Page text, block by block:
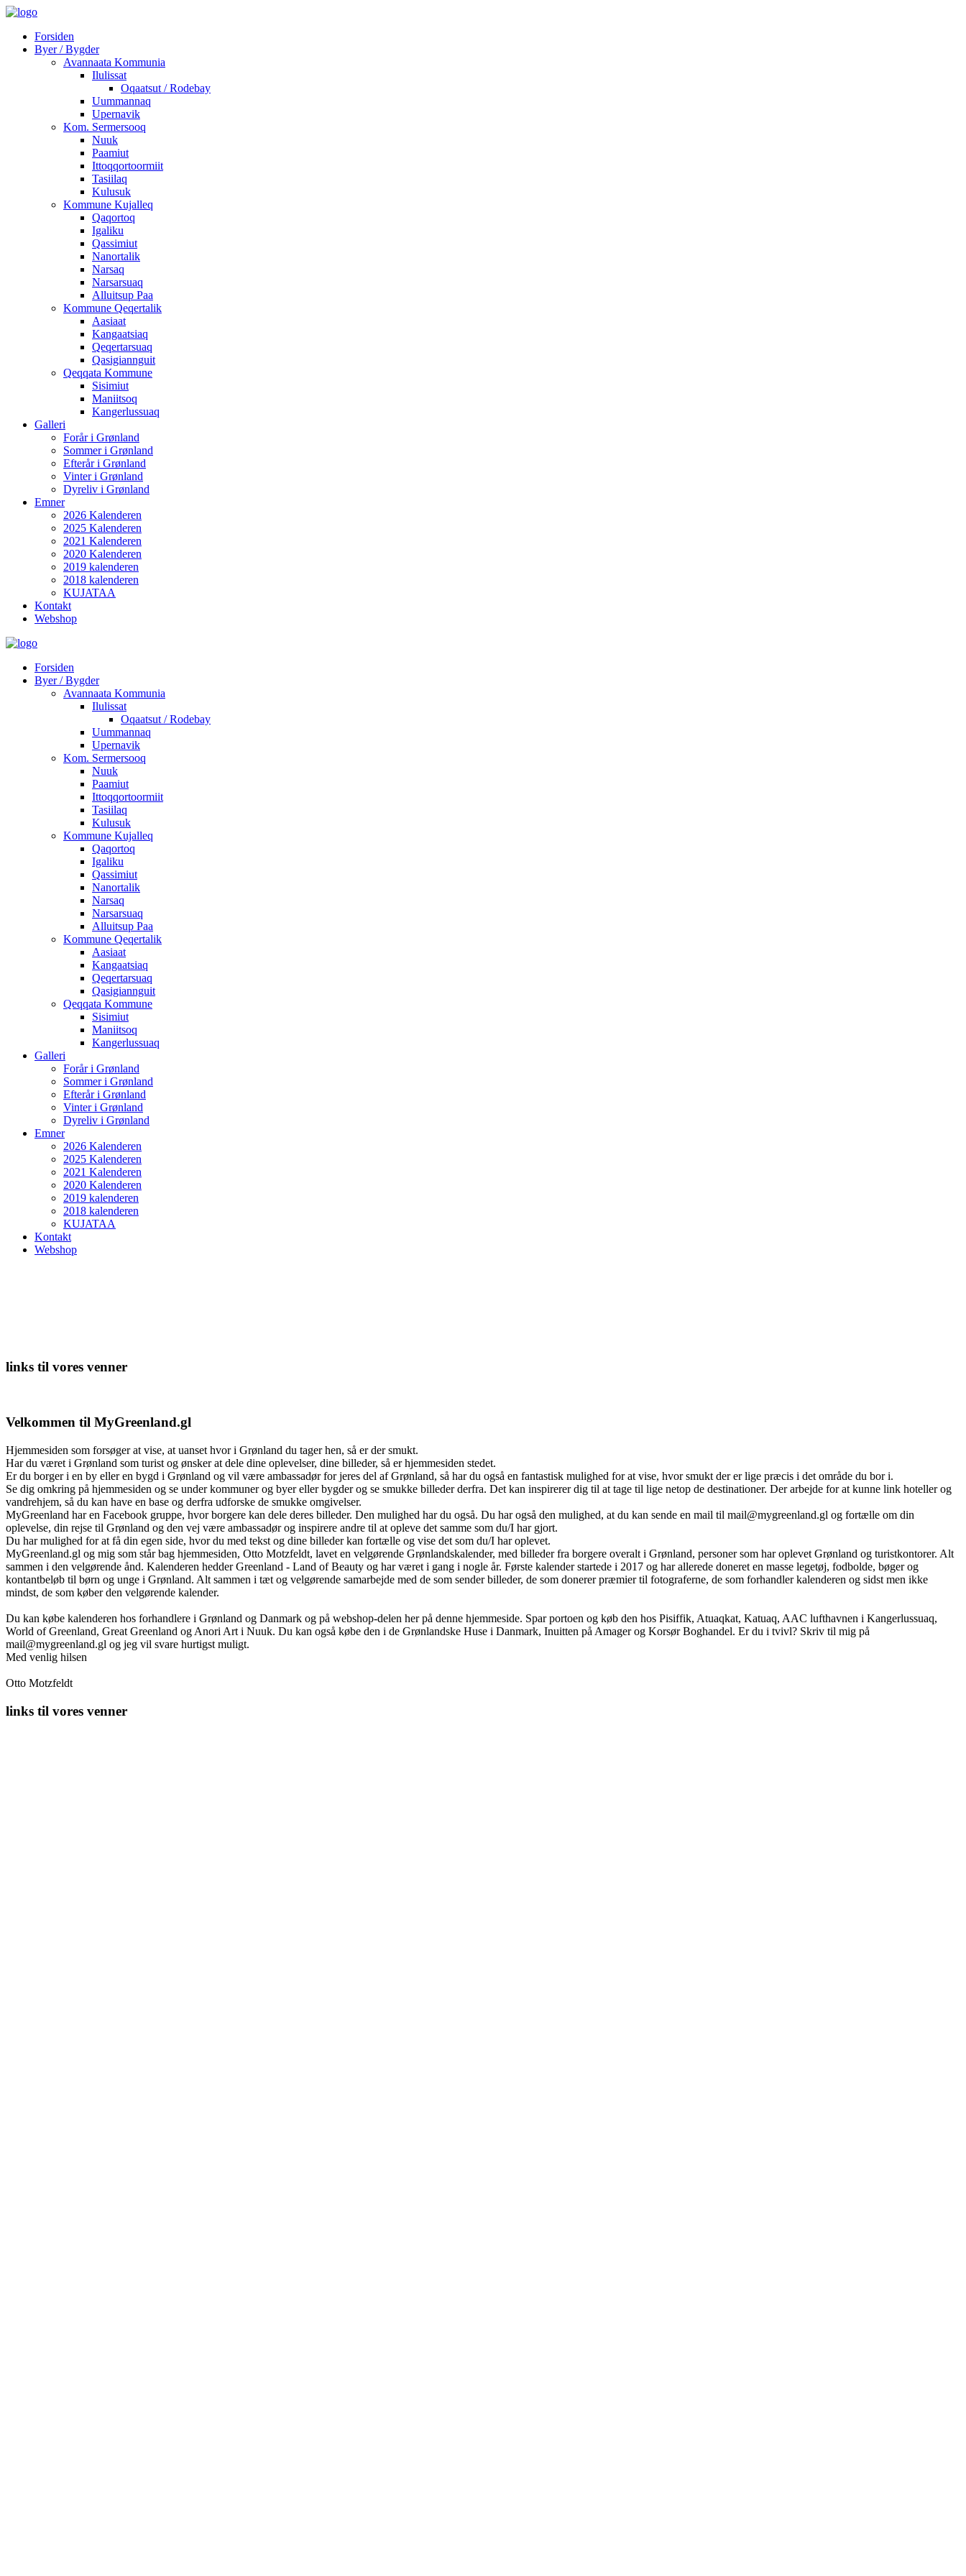
Forsiden
Byer / Bygder
Avannaata Kommunia
Ilulissat
Oqaatsut / Rodebay
Uummannaq
Upernavik
Kom. Sermersooq
Nuuk
Paamiut
Ittoqqortoormiit
Tasiilaq
Kulusuk
Kommune Kujalleq
Qaqortoq
Igaliku
Qassimiut
Nanortalik
Narsaq
Narsarsuaq
Alluitsup Paa
Kommune Qeqertalik
Aasiaat
Kangaatsiaq
Qeqertarsuaq
Qasigiannguit
Qeqqata Kommune
Sisimiut
Maniitsoq
Kangerlussuaq
Galleri
Forår i Grønland
Sommer i Grønland
Efterår i Grønland
Vinter i Grønland
Dyreliv i Grønland
Emner
2026 Kalenderen
2025 Kalenderen
2021 Kalenderen
2020 Kalenderen
2019 kalenderen
2018 kalenderen
KUJATAA
Kontakt
Webshop
Forsiden
Byer / Bygder
Avannaata Kommunia
Ilulissat
Oqaatsut / Rodebay
Uummannaq
Upernavik
Kom. Sermersooq
Nuuk
Paamiut
Ittoqqortoormiit
Tasiilaq
Kulusuk
Kommune Kujalleq
Qaqortoq
Igaliku
Qassimiut
Nanortalik
Narsaq
Narsarsuaq
Alluitsup Paa
Kommune Qeqertalik
Aasiaat
Kangaatsiaq
Qeqertarsuaq
Qasigiannguit
Qeqqata Kommune
Sisimiut
Maniitsoq
Kangerlussuaq
Galleri
Forår i Grønland
Sommer i Grønland
Efterår i Grønland
Vinter i Grønland
Dyreliv i Grønland
Emner
2026 Kalenderen
2025 Kalenderen
2021 Kalenderen
2020 Kalenderen
2019 kalenderen
2018 kalenderen
KUJATAA
Kontakt
Webshop
links til vores venner
Velkommen til MyGreenland.gl
Hjemmesiden som forsøger at vise, at uanset hvor i Grønland du tager hen, så er der smukt.
Har du været i Grønland som turist og ønsker at dele dine oplevelser, dine billeder, så er hjemmesiden stedet.
Er du borger i en by eller en bygd i Grønland og vil være ambassadør for jeres del af Grønland, så har du også en fantastisk mulighed for at vise, hvor smukt der er lige præcis i det område du bor i.
Se dig omkring på hjemmesiden og se under kommuner og byer eller bygder og se smukke billeder derfra. Det kan inspirerer dig til at tage til lige netop de destinationer. Der arbejde for at kunne link hoteller og
vandrehjem, så du kan have en base og derfra udforske de smukke omgivelser.
MyGreenland har en Facebook gruppe, hvor borgere kan dele deres billeder. Den mulighed har du også. Du har også den mulighed, at du kan sende en mail til mail@mygreenland.gl og fortælle om din
oplevelse, din rejse til Grønland og den vej være ambassadør og inspirere andre til at opleve det samme som du/I har gjort.
Du har mulighed for at få din egen side, hvor du med tekst og dine billeder kan fortælle og vise det som du/I har oplevet.
MyGreenland.gl og mig som står bag hjemmesiden, Otto Motzfeldt, lavet en velgørende Grønlandskalender, med billeder fra borgere overalt i Grønland, personer som har oplevet Grønland og turistkontorer. Alt
sammen i den velgørende ånd. Kalenderen hedder Greenland - Land of Beauty og har været i gang i nogle år. Første kalender startede i 2017 og har allerede doneret en masse legetøj, fodbolde, bøger og
kontantbeløb til børn og unge i Grønland. Alt sammen i tæt og velgørende samarbejde med de som sender billeder, de som donerer præmier til fotograferne, de som forhandler kalenderen og sidst men ikke
mindst, de som køber den velgørende kalender.
Du kan købe kalenderen hos forhandlere i Grønland og Danmark og på webshop-delen her på denne hjemmeside. Spar portoen og køb den hos Pisiffik, Atuaqkat, Katuaq, AAC lufthavnen i Kangerlussuaq,
World of Greenland, Great Greenland og Anori Art i Nuuk. Du kan også købe den i de Grønlandske Huse i Danmark, Inuitten på Amager og Korsør Boghandel. Er du i tvivl? Skriv til mig på
mail@mygreenland.gl og jeg vil svare hurtigst muligt.
Med venlig hilsen
Otto Motzfeldt
links til vores venner